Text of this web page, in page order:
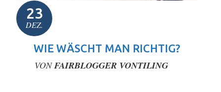
23
DEZ.
WIE WÄSCHT MAN RICHTIG?
VONFAIRBLOGGER VONTILING